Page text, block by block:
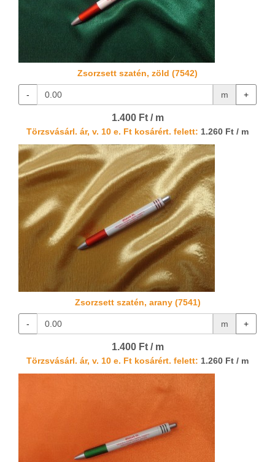
Zsorzsett szatén, zöld (7542)
- m +
1.400 Ft / m
Törzsvásárl. ár, v. 10 e. Ft kosárért. felett: 1.260 Ft / m
Zsorzsett szatén, arany (7541)
- m +
1.400 Ft / m
Törzsvásárl. ár, v. 10 e. Ft kosárért. felett: 1.260 Ft / m